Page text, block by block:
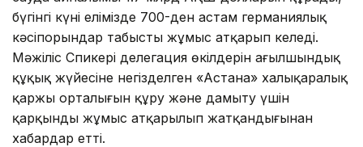
бүгінгі күні елімізде 700-ден астам германиялық
кәсіпорындар табысты жұмыс атқарып келеді.
Мәжіліс Спикері делегация өкілдерін ағылшындық
құқық жүйесіне негізделген «Астана» халықаралық
қаржы орталығын құру және дамыту үшін
қарқынды жұмыс атқарылып жатқандығынан
хабардар етті.